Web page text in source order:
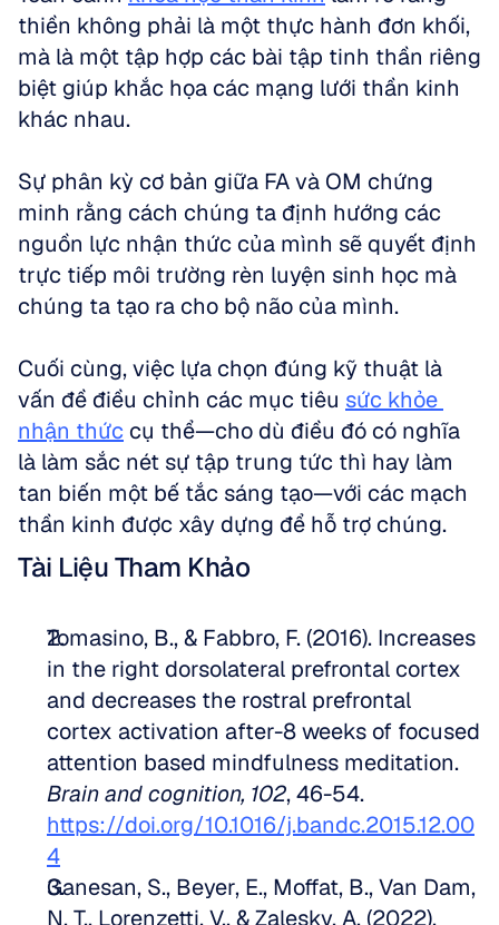
thiền không phải là một thực hành đơn khối,
mà là một tập hợp các bài tập tinh thần riêng
biệt giúp khắc họa các mạng lưới thần kinh
khác nhau.
Sự phân kỳ cơ bản giữa FA và OM chứng
minh rằng cách chúng ta định hướng các
nguồn lực nhận thức của mình sẽ quyết định
trực tiếp môi trường rèn luyện sinh học mà
chúng ta tạo ra cho bộ não của mình.
Cuối cùng, việc lựa chọn đúng kỹ thuật là
vấn đề điều chỉnh các mục tiêu sức khỏe
nhận thức cụ thể—cho dù điều đó có nghĩa
là làm sắc nét sự tập trung tức thì hay làm
tan biến một bế tắc sáng tạo—với các mạch
thần kinh được xây dựng để hỗ trợ chúng.
Tài Liệu Tham Khảo
Tomasino, B., & Fabbro, F. (2016). Increases
in the right dorsolateral prefrontal cortex
and decreases the rostral prefrontal
cortex activation after-8 weeks of focused
Brain and cognition, 102
https://doi.org/10.1016/j.bandc.2015.12.00
4
Ganesan, S., Beyer, E., Moffat, B., Van Dam,
N. T., Lorenzetti, V., & Zalesky, A. (2022).